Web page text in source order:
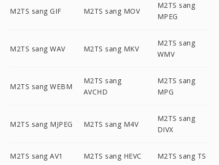
M2TS sang GIF M2TS sang MOV
M2TS sang
MPEG
M2TS sang WAV M2TS sang MKV
M2TS sang
WMV
M2TS sang WEBM
M2TS sang
AVCHD
M2TS sang
MPG
M2TS sang MJPEG M2TS sang M4V
M2TS sang
DIVX
M2TS sang AV1 M2TS sang HEVC M2TS sang TS